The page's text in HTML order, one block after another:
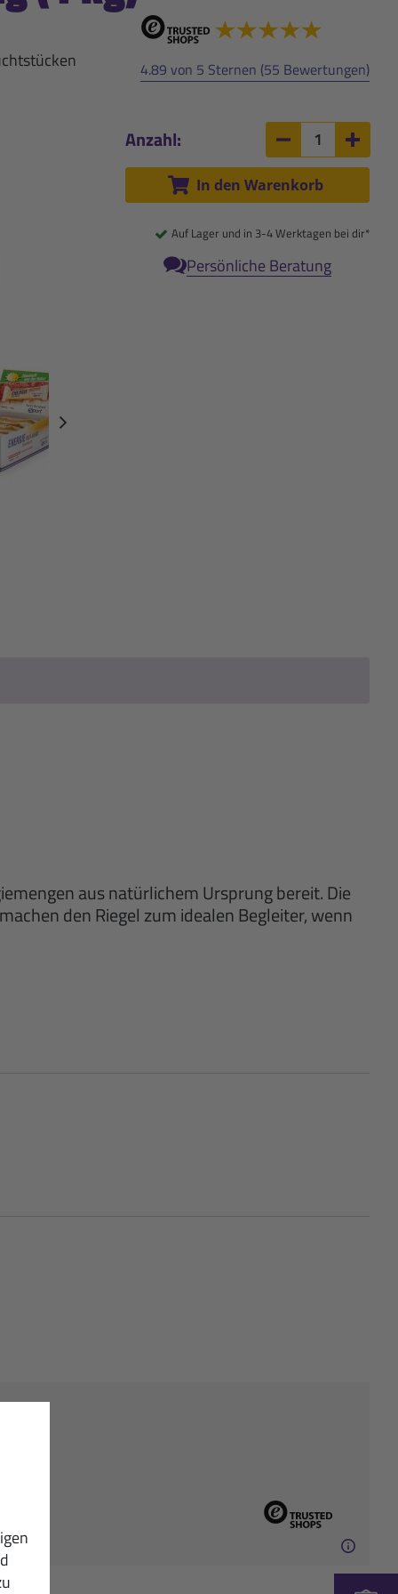
weiter
4.89 von 5 Sternen (55 Bewertungen)
Anzahl: Anzahl um 1
In den Warenkorb
Auf Lager und in 3-4 Werktagen bei dir*
Persönliche Beratung
aus natürlichem Ursprung bereit. Die
den Riegel zum idealen Begleiter, wenn